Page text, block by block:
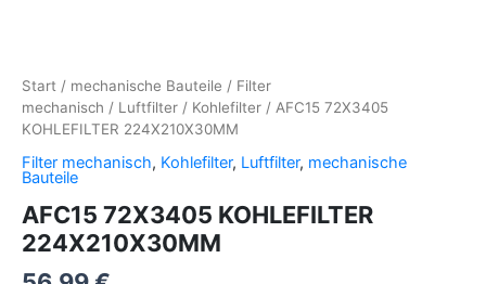
Start / mechanische Bauteile / Filter
mechanisch / Luftfilter / Kohlefilter / AFC15 72X3405
KOHLEFILTER 224X210X30MM
Filter mechanisch, Kohlefilter, Luftfilter, mechanische
Bauteile
AFC15 72X3405 KOHLEFILTER
224X210X30MM